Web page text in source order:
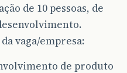
de 10 pessoas, de
vaga/empresa:
de produto